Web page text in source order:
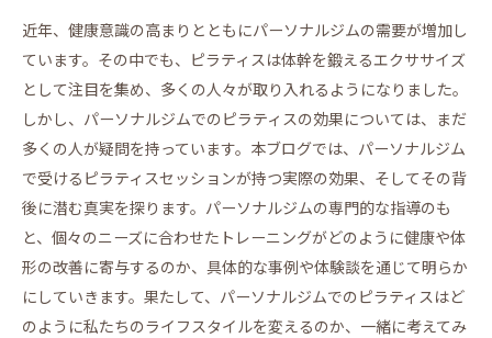
近年、健康意識の高まりとともにパーソナルジムの需要が増加し
ています。その中でも、ピラティスは体幹を鍛えるエクササイズ
として注目を集め、多くの人々が取り入れるようになりました。
しかし、パーソナルジムでのピラティスの効果については、まだ
多くの人が疑問を持っています。本ブログでは、パーソナルジム
で受けるピラティスセッションが持つ実際の効果、そしてその背
後に潜む真実を探ります。パーソナルジムの専門的な指導のも
と、個々のニーズに合わせたトレーニングがどのように健康や体
形の改善に寄与するのか、具体的な事例や体験談を通じて明らか
にしていきます。果たして、パーソナルジムでのピラティスはど
のように私たちのライフスタイルを変えるのか、一緒に考えてみ